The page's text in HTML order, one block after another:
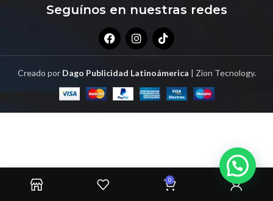
Seguínos en nuestras redes
Creado por Dago Publicidad Latinoámerica | Zion Tecnology.
0